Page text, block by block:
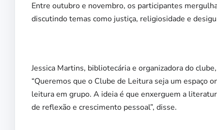
Entre outubro e novembro, os participantes
discutindo temas como justiça, religiosidade e
Jessica Martins, bibliotecária e organizadora do
“Queremos que o Clube de Leitura seja um espaço
leitura em grupo. A ideia é que enxerguem a
de reflexão e crescimento pessoal”, disse.